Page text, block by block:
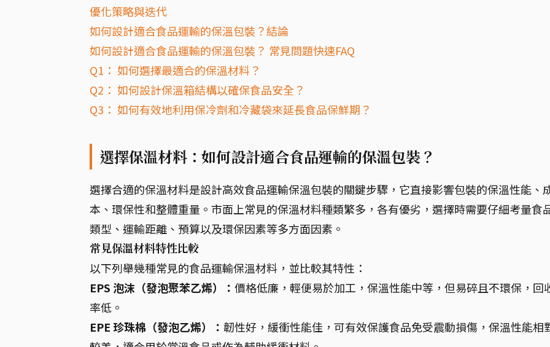
優化策略與迭代
如何設計適合食品運輸的保溫包裝？結論
如何設計適合食品運輸的保溫包裝？ 常見問題快速FAQ
Q1： 如何選擇最適合的保溫材料？
Q2： 如何設計保溫箱結構以確保食品安全？
Q3： 如何有效地利用保冷劑和冷藏袋來延長食品保鮮期？
選擇保溫材料：如何設計適合食品運輸的保溫包裝？
選擇合適的保溫材料是設計高效食品運輸保溫包裝的關鍵步驟，它直接影響包裝的保溫性能、
本、環保性和整體重量。市面上常見的保溫材料種類繁多，各有優劣，選擇時需要仔細考量食
類型、運輸距離、預算以及環保因素等多方面因素。
常見保溫材料特性比較
以下列舉幾種常見的食品運輸保溫材料，並比較其特性：
EPS 泡沫（發泡聚苯乙烯）： 價格低廉，輕便易於加工，保溫性能中等，但易碎且不環保，回
率低。
EPE 珍珠棉（發泡乙烯）： 韌性好，緩衝性能佳，可有效保護食品免受震動損傷，保溫性能相